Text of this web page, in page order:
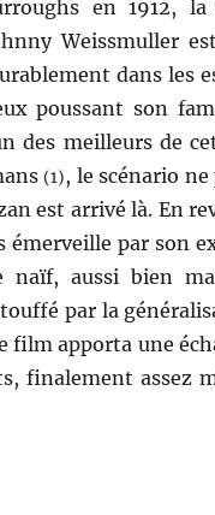
en 1912,
Weissmuller
dans les
poussant son
des meilleurs de
(1), le scénario
est arrivé là. En
par son
naïf, aussi bien
par la
film apporta une
finalement assez